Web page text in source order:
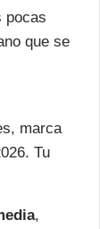
pocas
que se
marca
Tu
,